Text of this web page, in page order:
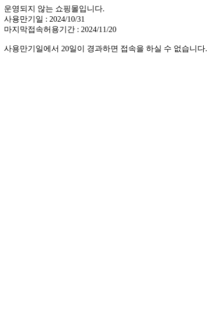
운영되지 않는 쇼핑몰입니다.
사용만기일 : 2024/10/31
마지막접속허용기간 : 2024/11/20
사용만기일에서 20일이 경과하면 접속을 하실 수 없습니다.